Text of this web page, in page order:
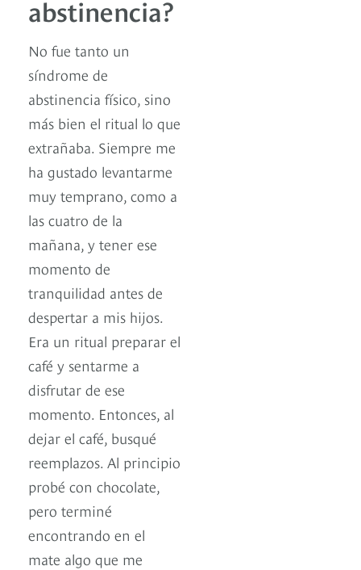
abstinencia?
No fue tanto un
síndrome de
abstinencia físico, sino
más bien el ritual lo que
extrañaba. Siempre me
ha gustado levantarme
muy temprano, como a
las cuatro de la
mañana, y tener ese
momento de
tranquilidad antes de
despertar a mis hijos.
Era un ritual preparar el
café y sentarme a
disfrutar de ese
momento. Entonces, al
dejar el café, busqué
reemplazos. Al principio
probé con chocolate,
pero terminé
encontrando en el
mate algo que me